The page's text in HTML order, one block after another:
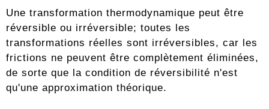
Une transformation thermodynamique peut être
réversible ou irréversible; toutes les
transformations réelles sont irréversibles, car les
frictions ne peuvent être complètement éliminées,
de sorte que la condition de réversibilité n'est
qu'une approximation théorique.